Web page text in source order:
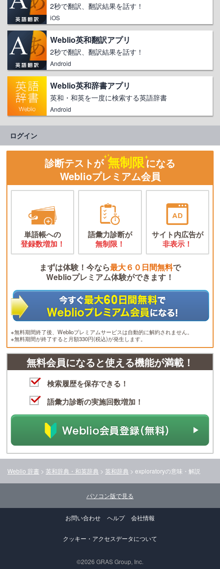
2秒で翻訳、翻訳結果を話す！
iOS
Weblio英和翻訳アプリ
2秒で翻訳、翻訳結果を話す！
Android
Weblio英和辞書アプリ
英和・和英を一度に検索する英語辞書
Android
ログイン
診断テストが 無制限になる
Weblioプレミアム会員
単語帳への
登録数増加！
語彙力診断が
無制限！
サイト内広告が
非表示！
まずは体験！今なら最大６０日間無料で
Weblioプレミアム体験ができます！
※無料期間終了後、Weblioプレミアムサービスは自動的に解約されません。
※無料期間が終了すると月額330円(税込)が発生します。
無料会員になると使える機能が満載！
検索履歴を保存できる！
語彙力診断の実施回数増加！
Weblio 辞書 > 英和辞典・和英辞典 > 英和辞典 > exploratoryの意味・解説
パソコン版で見る
お問い合わせ ヘルプ 会社情報
クッキー・アクセスデータについて
©2026 GRAS Group, Inc.